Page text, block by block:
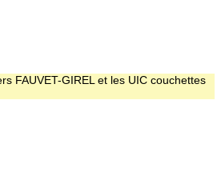
FAUVET-GIREL et les UIC couchettes